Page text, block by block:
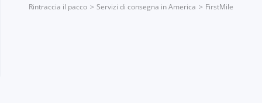
Rintraccia il pacco Servizi di consegna in America FirstMile